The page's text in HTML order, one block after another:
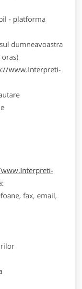
- platforma
dumneavoastra
www.Interpreti-
fax, email,